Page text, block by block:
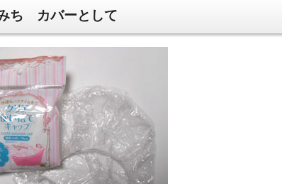
ち カバーとして